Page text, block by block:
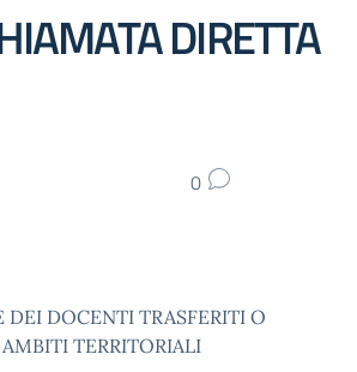
DIRETTA
0
DOCENTI TRASFERITI O
TERRITORIALI